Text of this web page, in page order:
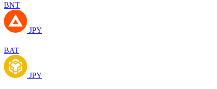
BNT
JPY
BAT
JPY